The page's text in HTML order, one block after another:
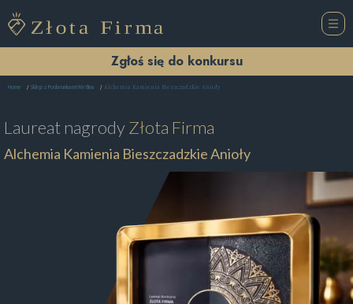
Zgłoś się do konkursu
Home Sklep z Podarunkami Wetlina Alchemia Kamienia Bieszczadzkie Anioły
Laureat nagrodyZłota Firma
Alchemia Kamienia Bieszczadzkie Anioły